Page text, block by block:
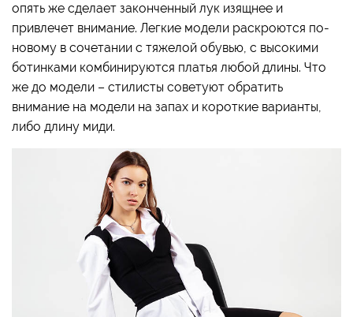
опять же сделает законченный лук изящнее и
привлечет внимание. Легкие модели раскроются по-
новому в сочетании с тяжелой обувью, с высокими
ботинками комбинируются платья любой длины. Что
же до модели – стилисты советуют обратить
внимание на модели на запах и короткие варианты,
либо длину миди.